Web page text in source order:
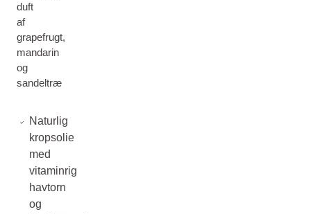
duft
af
grapefrugt,
mandarin
og
sandeltræ
Naturlig
kropsolie
med
vitaminrig
havtorn
og